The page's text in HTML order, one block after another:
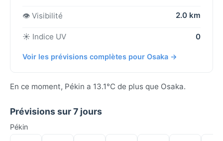
👁️ Visibilité 2.0 km
☀️ Indice UV 0
Voir les prévisions complètes pour Osaka →
En ce moment, Pékin a 13.1°C de plus que Osaka.
Prévisions sur 7 jours
Pékin